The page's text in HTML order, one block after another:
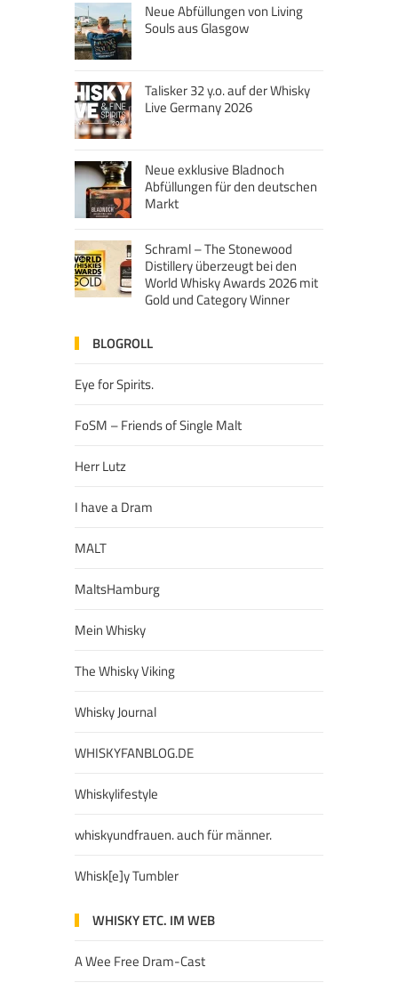
Neue Abfüllungen von Living
Souls aus Glasgow
Talisker 32 y.o. auf der Whisky
Live Germany 2026
Neue exklusive Bladnoch
Abfüllungen für den deutschen
Markt
Schraml – The Stonewood
Distillery überzeugt bei den
World Whisky Awards 2026 mit
Gold und Category Winner
BLOGROLL
Eye for Spirits.
FoSM – Friends of Single Malt
Herr Lutz
I have a Dram
MALT
MaltsHamburg
Mein Whisky
The Whisky Viking
Whisky Journal
WHISKYFANBLOG.DE
Whiskylifestyle
whiskyundfrauen. auch für männer.
Whisk[e]y Tumbler
WHISKY ETC. IM WEB
A Wee Free Dram-Cast